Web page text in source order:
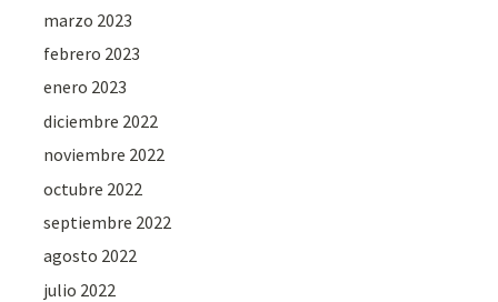
marzo 2023
febrero 2023
enero 2023
diciembre 2022
noviembre 2022
octubre 2022
septiembre 2022
agosto 2022
julio 2022